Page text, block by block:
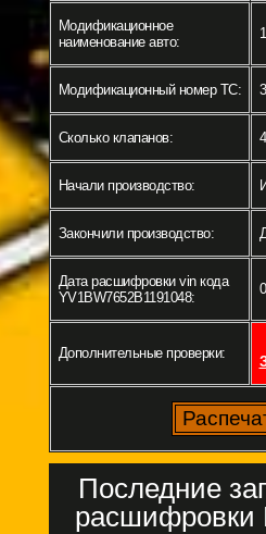
Модификационное
наименование авто:
Модификационный номер ТС:
Сколько клапанов: 4
Начали производство:
Закончили производство:
Дата расшифровки vin кода
YV1BW7652B1191048:
Дополнительные проверки:
Последние
расшифровки